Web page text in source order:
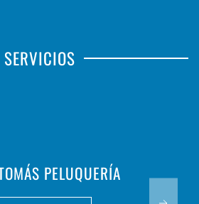
SERVICIOS
PELUQUERÍA